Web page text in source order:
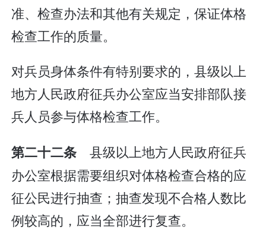
准、检查办法和其他有关规定，保证体格
检查工作的质量。
对兵员身体条件有特别要求的，县级以上
地方人民政府征兵办公室应当安排部队接
兵人员参与体格检查工作。
第二十二条 县级以上地方人民政府征兵
办公室根据需要组织对体格检查合格的应
征公民进行抽查；抽查发现不合格人数比
例较高的，应当全部进行复查。